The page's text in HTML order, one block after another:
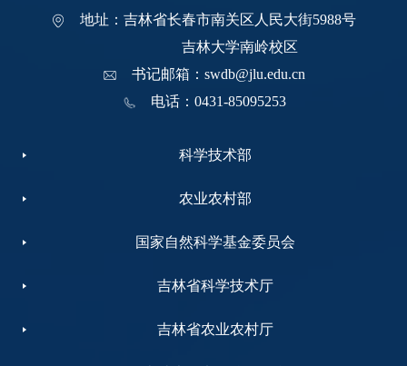
地址：吉林省长春市南关区人民大街5988号
吉林大学南岭校区
书记邮箱：swdb@jlu.edu.cn
电话：0431-85095253
科学技术部
农业农村部
国家自然科学基金委员会
吉林省科学技术厅
吉林省农业农村厅